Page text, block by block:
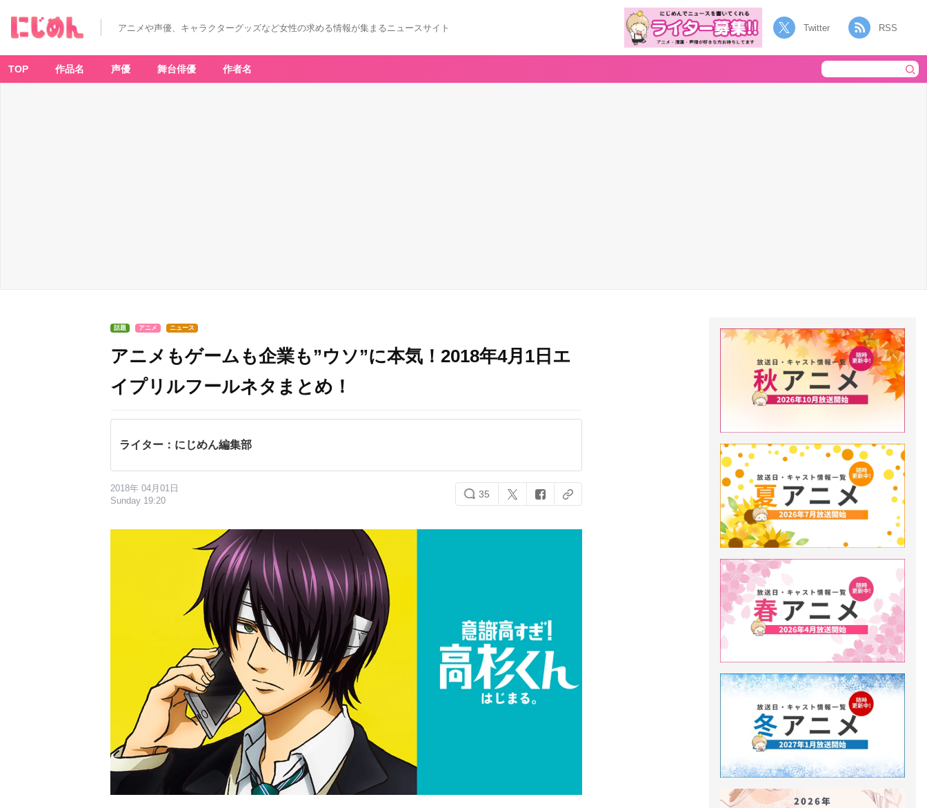
アニメや声優、キャラクターグッズなど女性の求める情報が集まるニュースサイト Twitter RSS
TOP 作品名 声優 舞台俳優 作者名
話題 アニメ ニュース
アニメもゲームも企業も”ウソ”に本気！2018年4月1日エ
イプリルフールネタまとめ！
ライター：にじめん編集部
2018年 04月01日
Sunday 19:20
35